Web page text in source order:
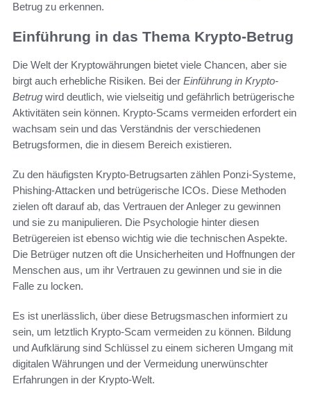
Betrug zu erkennen.
Einführung in das Thema Krypto-Betrug
Die Welt der Kryptowährungen bietet viele Chancen, aber sie
birgt auch erhebliche Risiken. Bei der Einführung in Krypto-
Betrug wird deutlich, wie vielseitig und gefährlich betrügerische
Aktivitäten sein können. Krypto-Scams vermeiden erfordert ein
wachsam sein und das Verständnis der verschiedenen
Betrugsformen, die in diesem Bereich existieren.
Zu den häufigsten Krypto-Betrugsarten zählen Ponzi-Systeme,
Phishing-Attacken und betrügerische ICOs. Diese Methoden
zielen oft darauf ab, das Vertrauen der Anleger zu gewinnen
und sie zu manipulieren. Die Psychologie hinter diesen
Betrügereien ist ebenso wichtig wie die technischen Aspekte.
Die Betrüger nutzen oft die Unsicherheiten und Hoffnungen der
Menschen aus, um ihr Vertrauen zu gewinnen und sie in die
Falle zu locken.
Es ist unerlässlich, über diese Betrugsmaschen informiert zu
sein, um letztlich Krypto-Scam vermeiden zu können. Bildung
und Aufklärung sind Schlüssel zu einem sicheren Umgang mit
digitalen Währungen und der Vermeidung unerwünschter
Erfahrungen in der Krypto-Welt.